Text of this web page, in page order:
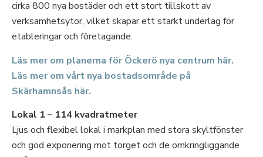
cirka 800 nya bostäder och ett stort tillskott av
verksamhetsytor, vilket skapar ett starkt underlag för
etableringar och företagande.
Läs mer om planerna för Öckerö nya centrum här.
Läs mer om vårt nya bostadsområde på
Skärhamnsås här.
Lokal 1 – 114 kvadratmeter
Ljus och flexibel lokal i markplan med stora skyltfönster
och god exponering mot torget och de omkringliggande